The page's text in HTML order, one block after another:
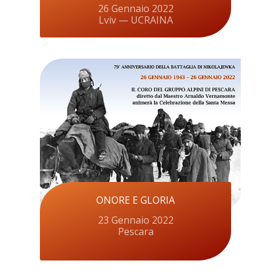
26 Gennaio 2022
Lviv — UCRAINA
ONORE E GLORIA
23 Gennaio 2022
Pescara